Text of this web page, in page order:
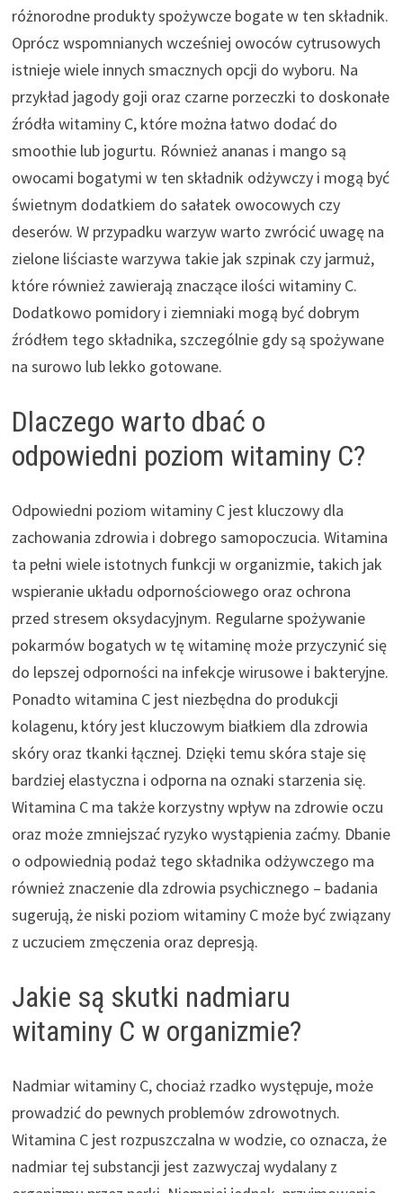
różnorodne produkty spożywcze bogate w ten składnik.
Oprócz wspomnianych wcześniej owoców cytrusowych
istnieje wiele innych smacznych opcji do wyboru. Na
przykład jagody goji oraz czarne porzeczki to doskonałe
źródła witaminy C, które można łatwo dodać do
smoothie lub jogurtu. Również ananas i mango są
owocami bogatymi w ten składnik odżywczy i mogą być
świetnym dodatkiem do sałatek owocowych czy
deserów. W przypadku warzyw warto zwrócić uwagę na
zielone liściaste warzywa takie jak szpinak czy jarmuż,
które również zawierają znaczące ilości witaminy C.
Dodatkowo pomidory i ziemniaki mogą być dobrym
źródłem tego składnika, szczególnie gdy są spożywane
na surowo lub lekko gotowane.
Dlaczego warto dbać o
odpowiedni poziom witaminy C?
Odpowiedni poziom witaminy C jest kluczowy dla
zachowania zdrowia i dobrego samopoczucia. Witamina
ta pełni wiele istotnych funkcji w organizmie, takich jak
wspieranie układu odpornościowego oraz ochrona
przed stresem oksydacyjnym. Regularne spożywanie
pokarmów bogatych w tę witaminę może przyczynić się
do lepszej odporności na infekcje wirusowe i bakteryjne.
Ponadto witamina C jest niezbędna do produkcji
kolagenu, który jest kluczowym białkiem dla zdrowia
skóry oraz tkanki łącznej. Dzięki temu skóra staje się
bardziej elastyczna i odporna na oznaki starzenia się.
Witamina C ma także korzystny wpływ na zdrowie oczu
oraz może zmniejszać ryzyko wystąpienia zaćmy. Dbanie
o odpowiednią podaż tego składnika odżywczego ma
również znaczenie dla zdrowia psychicznego – badania
sugerują, że niski poziom witaminy C może być związany
z uczuciem zmęczenia oraz depresją.
Jakie są skutki nadmiaru
witaminy C w organizmie?
Nadmiar witaminy C, chociaż rzadko występuje, może
prowadzić do pewnych problemów zdrowotnych.
Witamina C jest rozpuszczalna w wodzie, co oznacza, że
nadmiar tej substancji jest zazwyczaj wydalany z